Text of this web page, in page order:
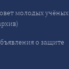
молодых учёных
о защите